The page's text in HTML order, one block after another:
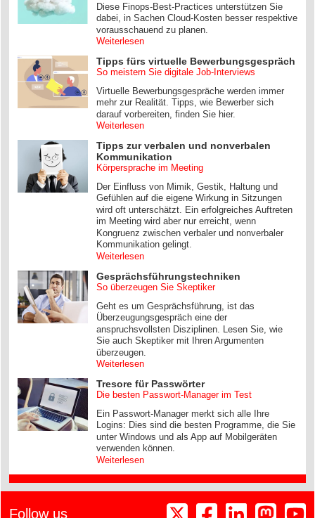
Diese Finops-Best-Practices unterstützen Sie
dabei, in Sachen Cloud-Kosten besser respektive
vorausschauend zu planen.
Weiterlesen
Tipps fürs virtuelle Bewerbungsgespräch
So meistern Sie digitale Job-Interviews
Virtuelle Bewerbungsgespräche werden immer
mehr zur Realität. Tipps, wie Bewerber sich
darauf vorbereiten, finden Sie hier.
Weiterlesen
Tipps zur verbalen und nonverbalen
Kommunikation
Körpersprache im Meeting
Der Einfluss von Mimik, Gestik, Haltung und
Gefühlen auf die eigene Wirkung in Sitzungen
wird oft unterschätzt. Ein erfolgreiches Auftreten
im Meeting wird aber nur erreicht, wenn
Kongruenz zwischen verbaler und nonverbaler
Kommunikation gelingt.
Weiterlesen
Gesprächsführungstechniken
So überzeugen Sie Skeptiker
Geht es um Gesprächsführung, ist das
Überzeugungsgespräch eine der
anspruchsvollsten Disziplinen. Lesen Sie, wie
Sie auch Skeptiker mit Ihren Argumenten
überzeugen.
Weiterlesen
Tresore für Passwörter
Die besten Passwort-Manager im Test
Ein Passwort-Manager merkt sich alle Ihre
Logins: Dies sind die besten Programme, die Sie
unter Windows und als App auf Mobilgeräten
verwenden können.
Weiterlesen
Follow us